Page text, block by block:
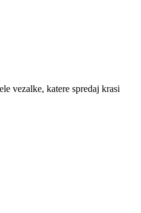
vezalke, katere spredaj krasi